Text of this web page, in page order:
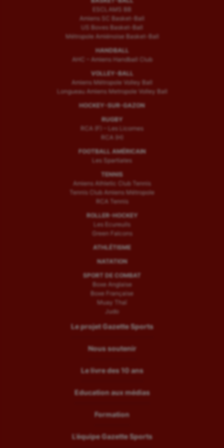
ESCLAMS BB
Amiens SC Basket-Ball
US Boves Basket-Ball
Métropole Amiénoise Basket-Ball
HANDBALL
AHC – Amiens Handball Club
VOLLEY-BALL
Amiens Métropole Volley Ball
Longueau Amiens Metropole Volley Ball
HOCKEY-SUR-GAZON
RUGBY
RCA (F) – Les Licornes
RCA (H)
FOOTBALL AMÉRICAIN
Les Spartiates
TENNIS
Amiens Athletic Club Tennis
Tennis Club Amiens Métropole
RCA Tennis
ROLLER-HOCKEY
Les Ecureuils
Green Falcons
ATHLÉTISME
NATATION
SPORT DE COMBAT
Boxe Anglaise
Boxe Française
Muay Thaï
Judo
Le projet Gazette Sports
Nous soutenir
Le livre des 10 ans
Education aux médias
Formation
L’équipe Gazette Sports